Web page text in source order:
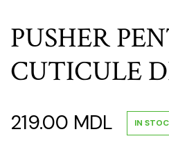
PUSHER
CUTICULE
219.00 MDL IN